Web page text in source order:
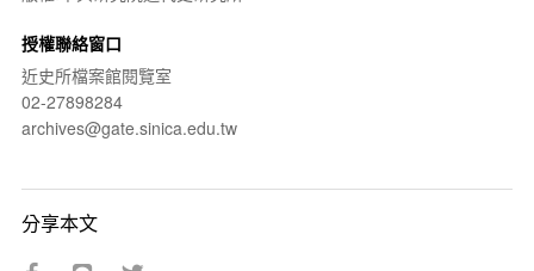
授權聯絡窗口
近史所檔案館閱覽室
02-27898284
archives@gate.sinica.edu.tw
分享本文